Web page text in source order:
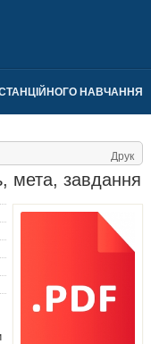
НАВЧАННЯ
Друк
мета, завдання